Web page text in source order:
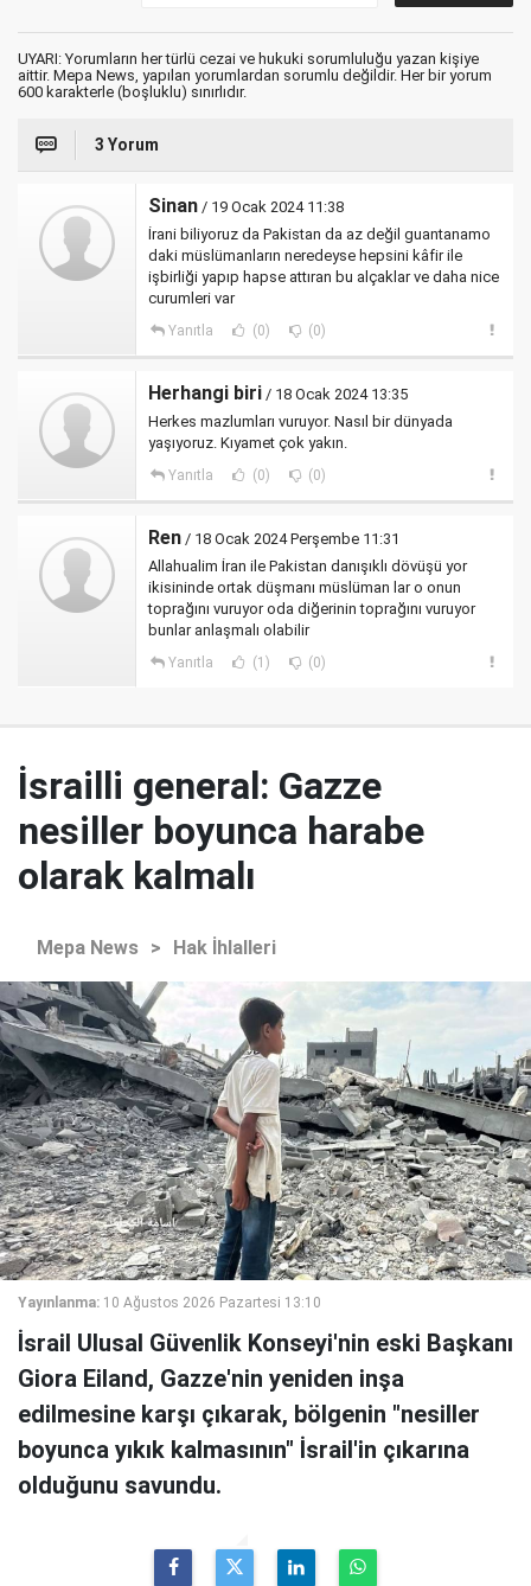
UYARI: Yorumların her türlü cezai ve hukuki sorumluluğu yazan kişiye
aittir. Mepa News, yapılan yorumlardan sorumlu değildir. Her bir yorum
600 karakterle (boşluklu) sınırlıdır.
3 Yorum
Sinan / 19 Ocak 2024 11:38
İrani biliyoruz da Pakistan da az değil guantanamo
daki müslümanların neredeyse hepsini kâfir ile
işbirliği yapıp hapse attıran bu alçaklar ve daha nice
curumleri var
Yanıtla (0) (0)
Herhangi biri / 18 Ocak 2024 13:35
Herkes mazlumları vuruyor. Nasıl bir dünyada
yaşıyoruz. Kıyamet çok yakın.
Yanıtla (0) (0)
Ren / 18 Ocak 2024 Perşembe 11:31
Allahualim İran ile Pakistan danışıklı dövüşü yor
ikisininde ortak düşmanı müslüman lar o onun
toprağını vuruyor oda diğerinin toprağını vuruyor
bunlar anlaşmalı olabilir
Yanıtla (1) (0)
İsrailli general: Gazze
nesiller boyunca harabe
olarak kalmalı
Mepa News > Hak İhlalleri
Yayınlanma: 10 Ağustos 2026 Pazartesi 13:10
İsrail Ulusal Güvenlik Konseyi'nin eski Başkanı
Giora Eiland, Gazze'nin yeniden inşa
edilmesine karşı çıkarak, bölgenin "nesiller
boyunca yıkık kalmasının" İsrail'in çıkarına
olduğunu savundu.